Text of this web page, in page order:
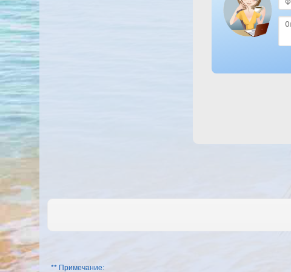
** Примечание: